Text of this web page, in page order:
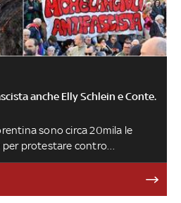
anche Elly Schlein e Conte.
sono circa 20mila le
per protestare contro
e per difendere la
manifestazione è stata